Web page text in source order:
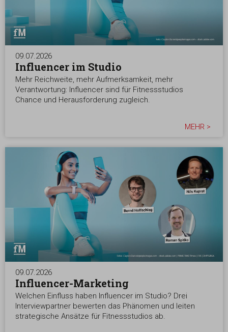
09.07.2026
Influencer im Studio
Mehr Reichweite, mehr Aufmerksamkeit, mehr
Verantwortung: Influencer sind für Fitnessstudios
Chance und Herausforderung zugleich.
MEHR >
09.07.2026
Influencer-Marketing
Welchen Einfluss haben Influencer im Studio? Drei
Interviewpartner bewerten das Phänomen und leiten
strategische Ansätze für Fitnessstudios ab.